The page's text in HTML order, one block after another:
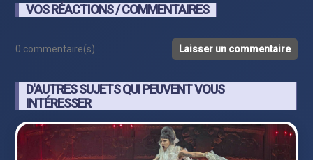
VOS RÉACTIONS / COMMENTAIRES
0 commentaire(s) Laisser un commentaire
D'AUTRES SUJETS QUI PEUVENT VOUS
INTÉRESSER